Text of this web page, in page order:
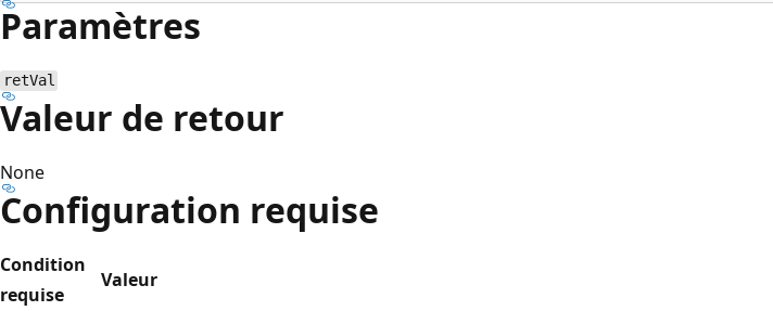
Paramètres
retVal
Valeur de retour
None
Configuration requise
Condition
requise
Valeur